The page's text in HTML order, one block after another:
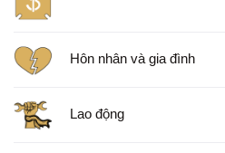
Hôn nhân và gia đình
Lao động